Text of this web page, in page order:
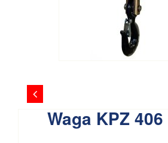
Waga KPZ